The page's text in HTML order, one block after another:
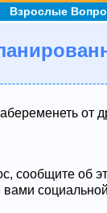
Взрослые
от
сообщите об
вами